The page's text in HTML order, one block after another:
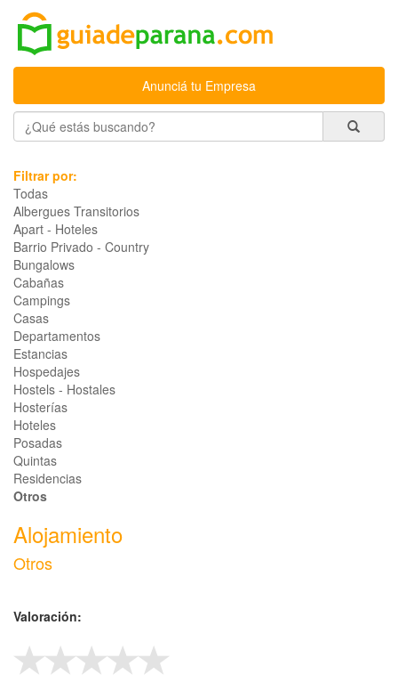
Anunciá tu Empresa
Filtrar por:
Todas
Albergues Transitorios
Apart - Hoteles
Barrio Privado - Country
Bungalows
Cabañas
Campings
Casas
Departamentos
Estancias
Hospedajes
Hostels - Hostales
Hosterías
Hoteles
Posadas
Quintas
Residencias
Otros
Alojamiento
Otros
Valoración: